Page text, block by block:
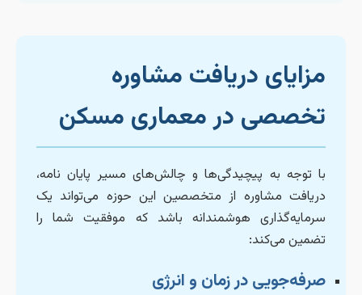
مزایای دریافت مشاوره
تخصصی در معماری مسکن
با توجه به پیچیدگی‌ها و چالش‌های مسیر پایان نامه،
دریافت مشاوره از متخصصین این حوزه می‌تواند یک
سرمایه‌گذاری هوشمندانه باشد که موفقیت شما را
تضمین می‌کند:
صرفه‌جویی در زمان و انرژی